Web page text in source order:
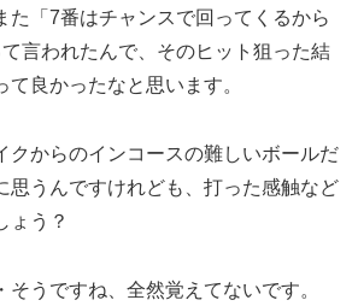
た「7番はチャンスで回ってくるから
言われたんで、そのヒット狙った結
良かったなと思います。
クからのインコースの難しいボールだ
思うんですけれども、打った感触など
ょう？
そうですね、全然覚えてないです。